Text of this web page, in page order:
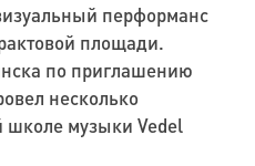
перформанс
площади.
по приглашению
несколько
школе музыки Vedel